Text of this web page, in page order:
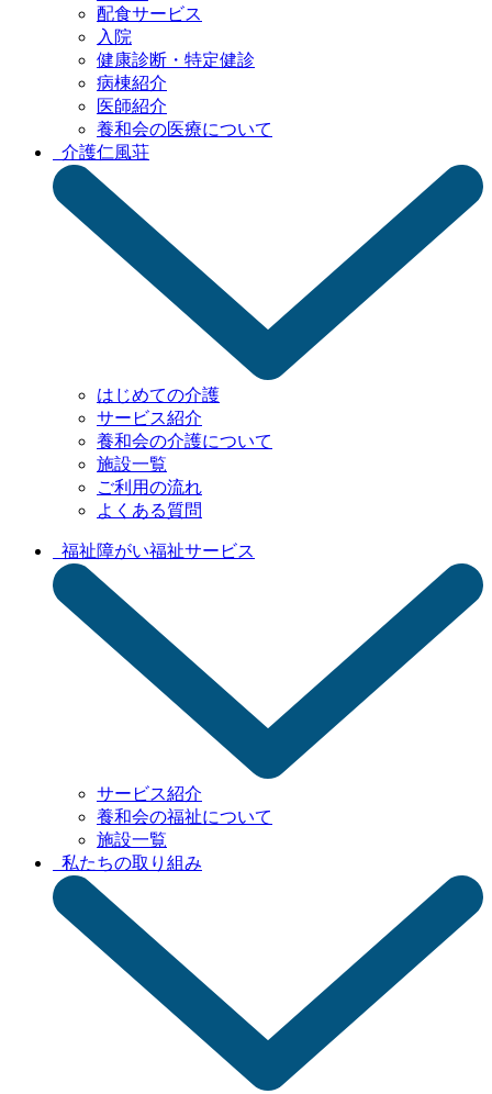
配食サービス
入院
健康診断・特定健診
病棟紹介
医師紹介
養和会の医療について
介護仁風荘
はじめての介護
サービス紹介
養和会の介護について
施設一覧
ご利用の流れ
よくある質問
福祉障がい福祉サービス
サービス紹介
養和会の福祉について
施設一覧
私たちの取り組み